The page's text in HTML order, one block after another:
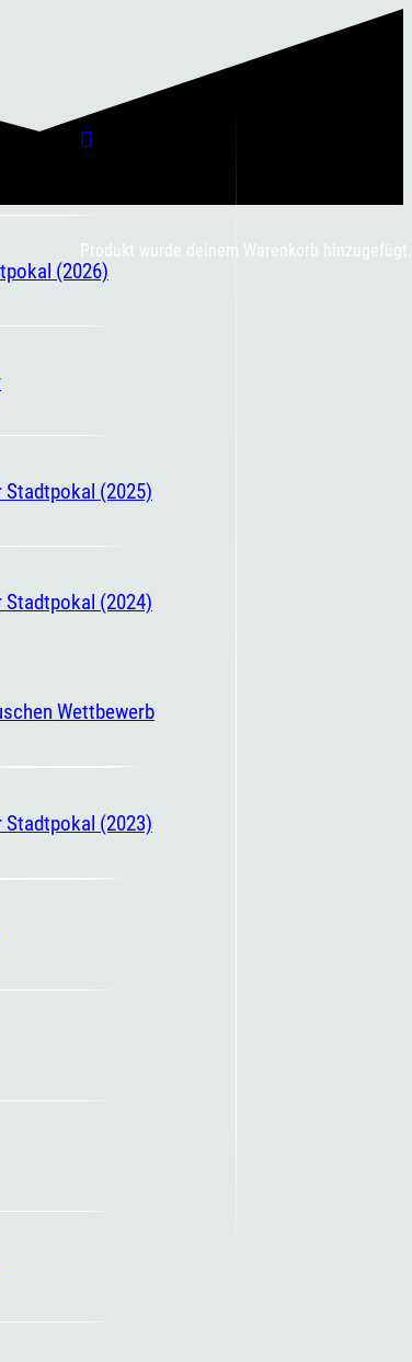
(2026)
Stadtpokal (2025)
Stadtpokal (2024)
Wettbewerb
Stadtpokal (2023)
Produkt wurde deinem Warenkorb hinzugefügt.